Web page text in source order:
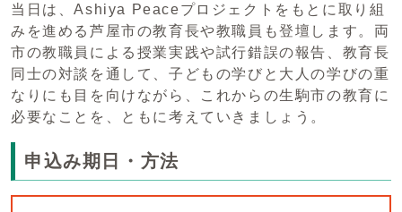
当日は、Ashiya Peaceプロジェクトをもとに取り組
みを進める芦屋市の教育長や教職員も登壇します。両
市の教職員による授業実践や試行錯誤の報告、教育長
同士の対談を通して、子どもの学びと大人の学びの重
なりにも目を向けながら、これからの生駒市の教育に
必要なことを、ともに考えていきましょう。
申込み期日・方法